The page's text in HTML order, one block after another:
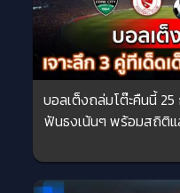
บอลเต็งถล่มโต๊ะคืนนี้ 25
ฟันธงเน้นๆ พร้อมสถิติแ